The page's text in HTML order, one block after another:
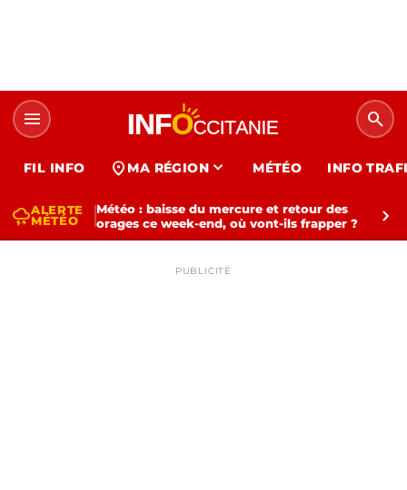
menu search
FIL INFO location_on MA RÉGION expand_more MÉTÉO INFO
thunderstormALERTE
MÉTÉO
Météo : baisse du mercure et retour des
orages ce week-end, où vont-ils frapper ?
chevron_right
PUBLICITÉ